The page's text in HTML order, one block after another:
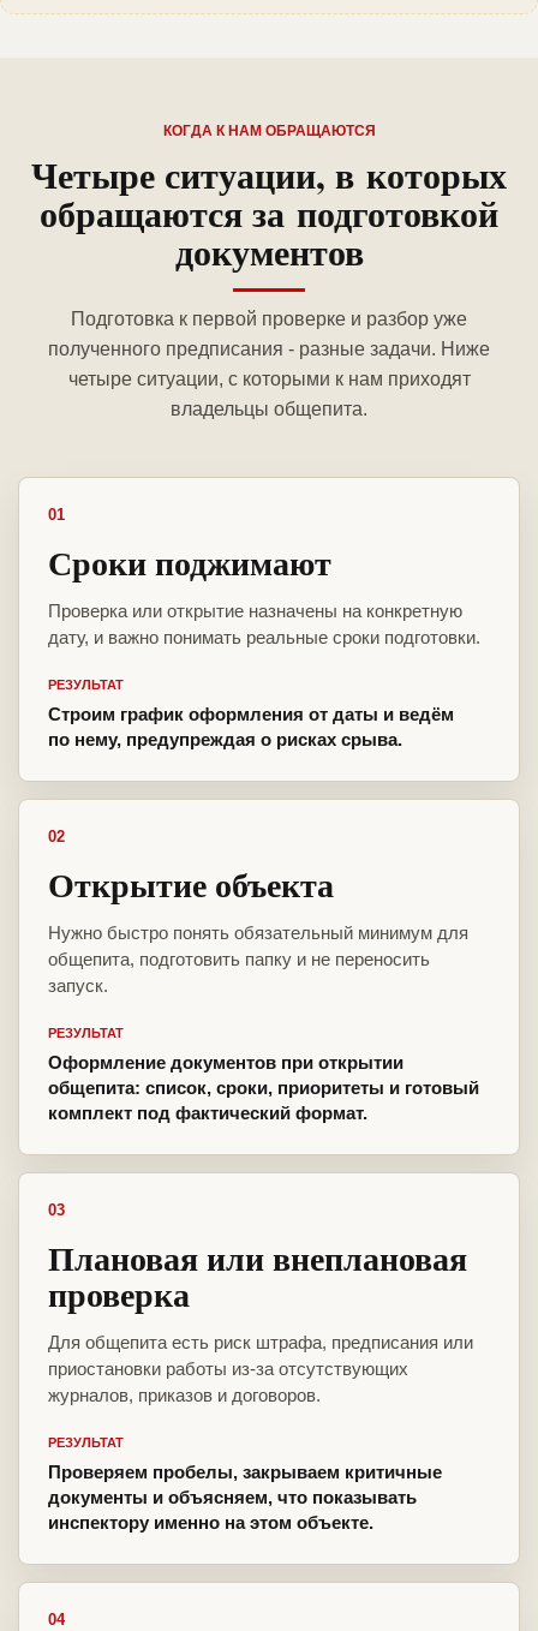
КОГДА К НАМ ОБРАЩАЮТСЯ
Четыре ситуации, в которых
обращаются за подготовкой
документов
Подготовка к первой проверке и разбор уже
полученного предписания - разные задачи. Ниже
четыре ситуации, с которыми к нам приходят
владельцы общепита.
01
Сроки поджимают
Проверка или открытие назначены на конкретную
дату, и важно понимать реальные сроки подготовки.
РЕЗУЛЬТАТ
Строим график оформления от даты и ведём
по нему, предупреждая о рисках срыва.
02
Открытие объекта
Нужно быстро понять обязательный минимум для
общепита, подготовить папку и не переносить
запуск.
РЕЗУЛЬТАТ
Оформление документов при открытии
общепита: список, сроки, приоритеты и готовый
комплект под фактический формат.
03
Плановая или внеплановая
проверка
Для общепита есть риск штрафа, предписания или
приостановки работы из-за отсутствующих
журналов, приказов и договоров.
РЕЗУЛЬТАТ
Проверяем пробелы, закрываем критичные
документы и объясняем, что показывать
инспектору именно на этом объекте.
04